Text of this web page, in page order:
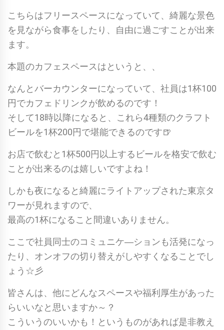
こちらはフリースペースになっていて、綺麗な景色
を見ながら食事をしたり、自由に過ごすことが出来
ます。
本題のカフェスペースはというと、、
なんとバーカウンターになっていて、社員は1杯100
円でカフェドリンクが飲めるのです！
そして18時以降になると、これら4種類のクラフト
ビールを1杯200円で堪能できるのです🍺
お店で飲むと1杯500円以上するビールを格安で飲む
ことが出来るのは嬉しいですよね！
しかも夜になると綺麗にライトアップされた東京タ
ワーが見れますので、
最高の1杯になること間違いありません。
ここで社員同士のコミュニケ―ションも活発になっ
たり、オンオフの切り替えがしやすくなることでし
ょう☆彡
皆さんは、他にどんなスペースや福利厚生があった
らいいなと思いますか～？
こういうのいいかも！というものがあれば是非教え